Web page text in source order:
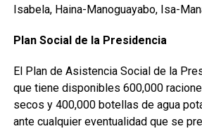
Isabela, Haina-Manoguayabo, Isa-
Plan Social de la Presidencia
El Plan de Asistencia Social de la
que tiene disponibles 600,000
secos y 400,000 botellas de agua
ante cualquier eventualidad que se